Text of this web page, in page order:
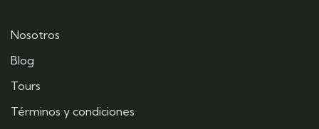
Nosotros
Blog
Tours
Términos y condiciones